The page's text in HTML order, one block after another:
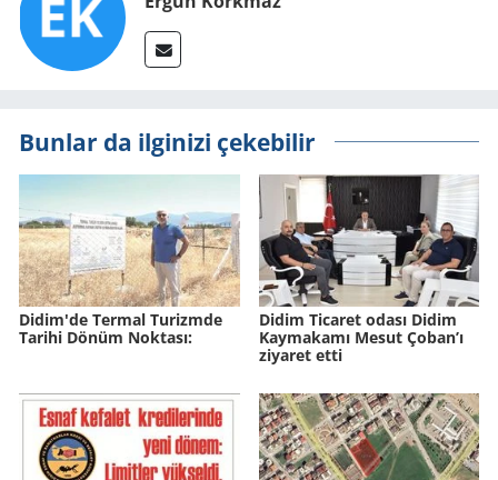
Bunlar da ilginizi çekebilir
Didim'de Ter­mal Tu­rizm­de
Ta­ri­hi Dönüm Nok­ta­sı:
Didim Ticaret odası Didim
Kaymakamı Mesut Çoban’ı
ziyaret etti